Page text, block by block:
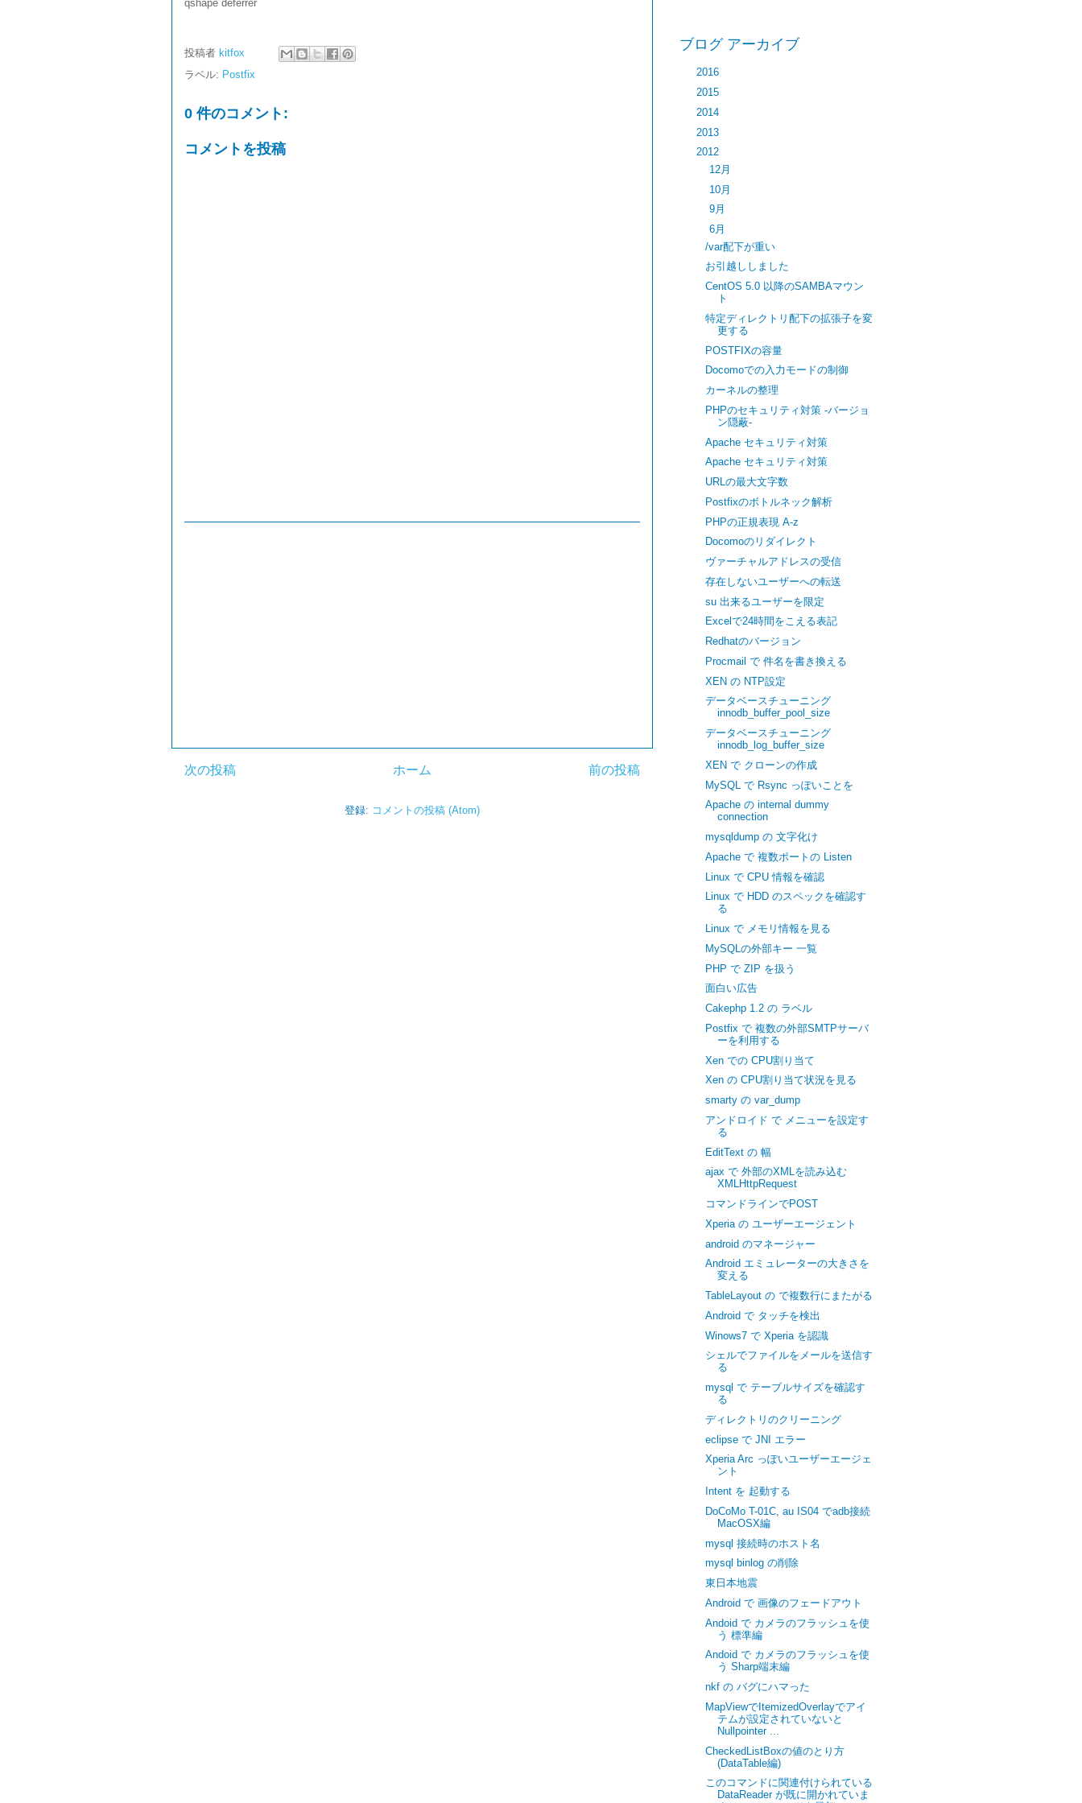
qshape deferrer
投稿者 kitfox
ラベル: Postfix
0 件のコメント:
コメントを投稿
次の投稿 前の投稿
ホーム
登録: コメントの投稿 (Atom)
ブログ アーカイブ
2016
2015
2014
2013
2012
12月
10月
9月
6月
/var配下が重い
お引越ししました
CentOS 5.0 以降のSAMBAマウン
ト
特定ディレクトリ配下の拡張子を変
更する
POSTFIXの容量
Docomoでの入力モードの制御
カーネルの整理
PHPのセキュリティ対策 -バージョ
ン隠蔽-
Apache セキュリティ対策
Apache セキュリティ対策
URLの最大文字数
Postfixのボトルネック解析
PHPの正規表現 A-z
Docomoのリダイレクト
ヴァーチャルアドレスの受信
存在しないユーザーへの転送
su 出来るユーザーを限定
Excelで24時間をこえる表記
Redhatのバージョン
Procmail で 件名を書き換える
XEN の NTP設定
データベースチューニング
innodb_buffer_pool_size
データベースチューニング
innodb_log_buffer_size
XEN で クローンの作成
MySQL で Rsync っぽいことを
Apache の internal dummy
connection
mysqldump の 文字化け
Apache で 複数ポートの Listen
Linux で CPU 情報を確認
Linux で HDD のスペックを確認す
る
Linux で メモリ情報を見る
MySQLの外部キー 一覧
PHP で ZIP を扱う
面白い広告
Cakephp 1.2 の ラベル
Postfix で 複数の外部SMTPサーバ
ーを利用する
Xen での CPU割り当て
Xen の CPU割り当て状況を見る
smarty の var_dump
アンドロイド で メニューを設定す
る
EditText の 幅
ajax で 外部のXMLを読み込む
XMLHttpRequest
コマンドラインでPOST
Xperia の ユーザーエージェント
android のマネージャー
Android エミュレーターの大きさを
変える
TableLayout の で複数行にまたがる
Android で タッチを検出
Winows7 で Xperia を認識
シェルでファイルをメールを送信す
る
mysql で テーブルサイズを確認す
る
ディレクトリのクリーニング
eclipse で JNI エラー
Xperia Arc っぽいユーザーエージェ
ント
Intent を 起動する
DoCoMo T-01C, au IS04 でadb接続
MacOSX編
mysql 接続時のホスト名
mysql binlog の削除
東日本地震
Android で 画像のフェードアウト
Andoid で カメラのフラッシュを使
う 標準編
Andoid で カメラのフラッシュを使
う Sharp端末編
nkf の バグにハマった
MapViewでItemizedOverlayでアイ
テムが設定されていないと
Nullpointer ...
CheckedListBoxの値のとり方
(DataTable編)
このコマンドに関連付けられている
DataReader が既に開かれていま